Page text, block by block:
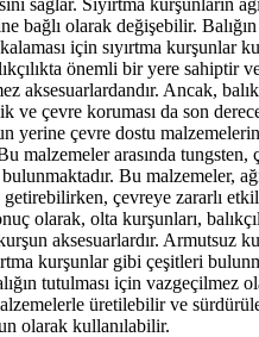
bağlı olarak değişebilir.
için sıyırtma kurşunlar
önemli bir yere sahiptir
aksesuarlardandır. Ancak,
ve çevre koruması da son
yerine çevre dostu
malzemeler arasında tungsten,
Bu malzemeler,
çevreye zararlı
olarak, olta kurşunları,
aksesuarlardır. Armutsuz
kurşunlar gibi çeşitleri
tutulması için vazgeçilmez
üretilebilir ve
olarak kullanılabilir.